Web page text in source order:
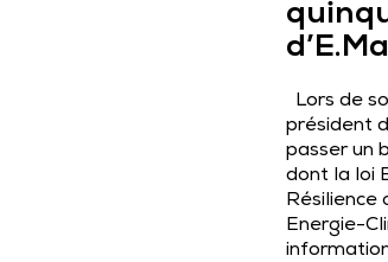
Lors de
président
passer un
dont la loi
Résilience
Energie-